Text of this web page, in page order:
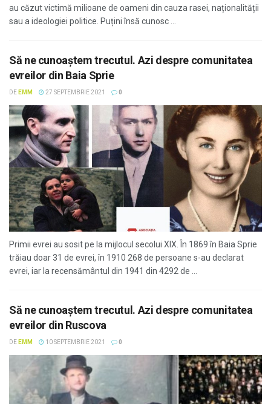
au căzut victimă milioane de oameni din cauza rasei, naționalității
sau a ideologiei politice. Puțini însă cunosc ...
Să ne cunoaştem trecutul. Azi despre comunitatea
evreilor din Baia Sprie
DE EMM 27 SEPTEMBRIE 2021 0
Primii evrei au sosit pe la mijlocul secolui XIX. În 1869 în Baia Sprie
trăiau doar 31 de evrei, în 1910 268 de persoane s-au declarat
evrei, iar la recensământul din 1941 din 4292 de ...
Să ne cunoaştem trecutul. Azi despre comunitatea
evreilor din Ruscova
DE EMM 10 SEPTEMBRIE 2021 0